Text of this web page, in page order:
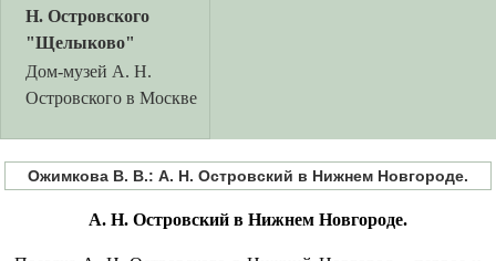
Н. Островского
"Щелыково"
Дом-музей А. Н.
Островского в Москве
Ожимкова В. В.: А. Н. Островский в Нижнем Новгороде.
А. Н. Островский в Нижнем Новгороде.